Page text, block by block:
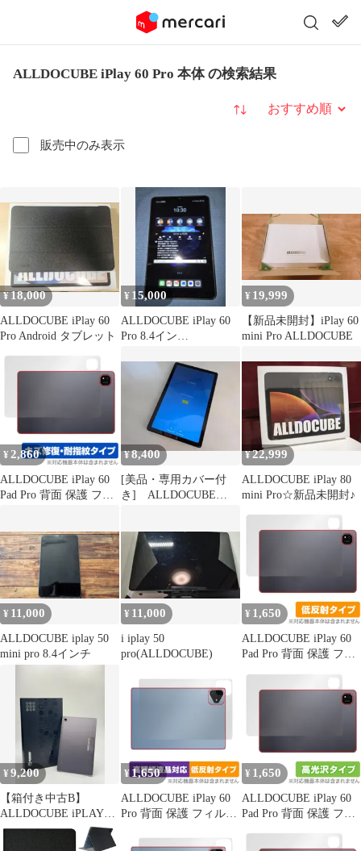
ALLDOCUBE iPlay 60 Pro 本体 の検索結果
販売中のみ表示
並び替え
¥18,000
ALLDOCUBE iPlay 60
Pro Android タブレット
¥ 15,000
ALLDOCUBE iPlay 60
Pro 8.4イン
¥ 19,999
【新品未開封】iPlay 60
mini Pro ALLDOCUBE
¥ 2,860
ALLDOCUBE iPlay 60
Pad Pro 背面 保護 フィ
保護フィルム 傷修復 指
紋防止 コーティング
¥8,400
[美品・専用カバー付
き] ALLDOCUBE
¥22,999
ALLDOCUBE iPlay 80
mini Pro☆新品未開封♪
¥ 11,000
ALLDOCUBE iplay 50
mini pro 8.4インチ
¥ 11,000
i iplay 50
pro(ALLDOCUBE)
¥ 1,650
ALLDOCUBE iPlay 60
Pad Pro 背面 保護 フィ
オールドキューブ 本体
保護フィルム さらさら
¥9,200
【箱付き中古B】
ALLDOCUBE iPLAY50
グレー wifi+Cellular
¥ 1,650
ALLDOCUBE iPlay 60
Pro 背面 保護 フィルム
ールドキューブ 本体保
¥ 1,650
ALLDOCUBE iPlay 60
Pad Pro 背面 保護 フィ
for オールドキューブ